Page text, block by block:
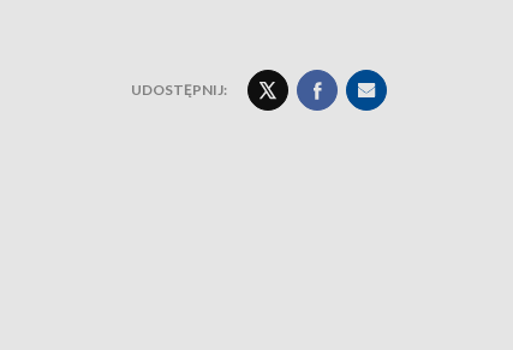
UDOSTĘPNIJ: